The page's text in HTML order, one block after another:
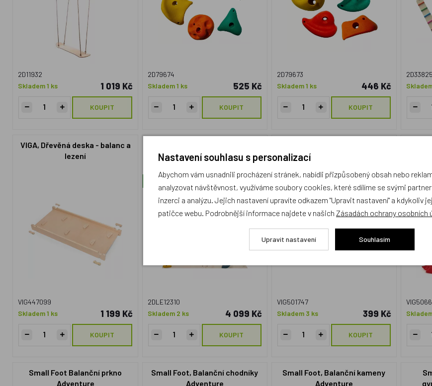
2D11932
Skladem 1 ks
1 019 Kč
KOUPIT
2D79674
Skladem 1 ks
525 Kč
KOUPIT
2D79673
Skladem 1 ks
446 Kč
KOUPIT
2D33825
VIGA, Dřevěná deska - balanc a
lezení
VIG447099
Skladem 1 ks
1 199 Kč
KOUPIT
Adventure
Doprava zdarma
2DLE12310
Skladem 2 ks
4 099 Kč
KOUPIT
VIG501747
Skladem 3 ks
399 Kč
KOUPIT
Small Foot Balanční prkno
Adventure
Small Foot, Balanční chodníky
Adventure
Small Foot, Balanční kameny
Adventure
Nastavení souhlasu s personalizací
Abychom vám usnadnili procházení stránek, nabídli přizpůsobený obsah nebo
analyzovat návštěvnost, využíváme soubory cookies, které sdílíme se svými
inzerci a analýzu. Jejich nastavení upravíte odkazem "Upravit nastavení" a kdykoliv
patičce webu. Podrobnější informace najdete v našich Zásadách ochrany osobních
Upravit nastavení Souhlasím